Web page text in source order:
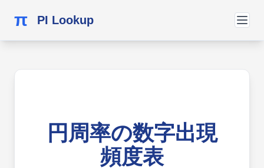
π PI Lookup
円周率の数字出現
頻度表